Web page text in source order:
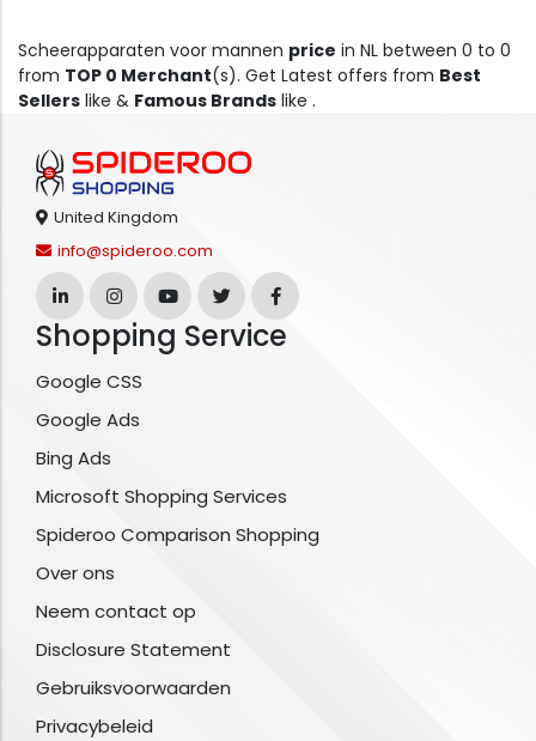
Scheerapparaten voor mannen price in NL between 0 to 0
from TOP 0 Merchant(s). Get Latest offers from Best
Sellers like & Famous Brands like .
United Kingdom
info@spideroo.com
Shopping Service
Google CSS
Google Ads
Bing Ads
Microsoft Shopping Services
Spideroo Comparison Shopping
Over ons
Neem contact op
Disclosure Statement
Gebruiksvoorwaarden
Privacybeleid